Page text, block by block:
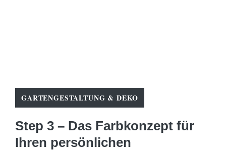
GARTENGESTALTUNG & DEKO
Step 3 – Das Farbkonzept für
Ihren persönlichen